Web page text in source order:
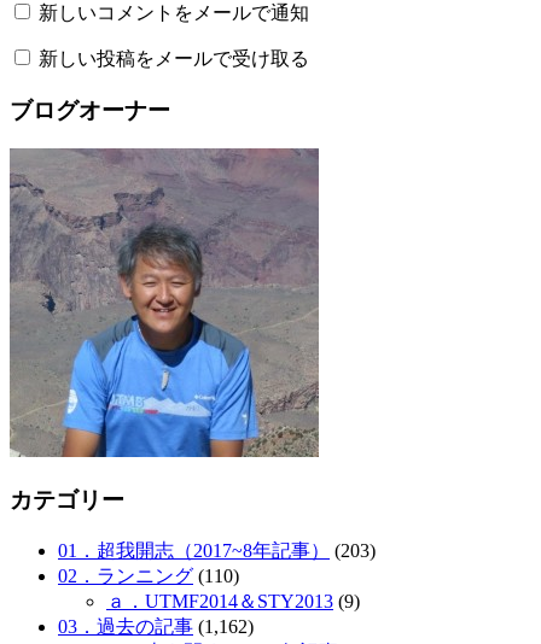
新しいコメントをメールで通知
新しい投稿をメールで受け取る
ブログオーナー
カテゴリー
01．超我開志（2017~8年記事）
(203)
02．ランニング (110)
ａ．UTMF2014＆STY2013 (9)
03．過去の記事 (1,162)